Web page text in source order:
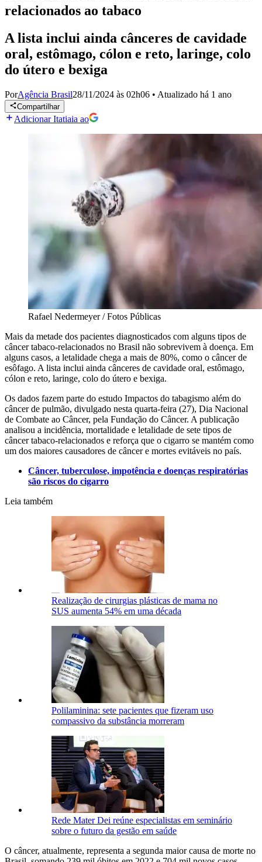
relacionados ao tabaco
A lista inclui ainda cânceres de cavidade
oral, estômago, cólon e reto, laringe, colo
do útero e bexiga
PorAgência Brasil28/11/2024 às 02h06 • Atualizado há 1 ano
Compartilhar
Adicionar Itatiaia ao
Rafael Nedermeyer / Fotos Públicas
Mais da metade dos pacientes diagnosticados com alguns tipos de
câncer tabaco-relacionados no Brasil não sobrevivem à doença. Em
alguns casos, a letalidade chega a mais de 80%, como o câncer de
esôfago. A lista inclui ainda cânceres de cavidade oral, estômago,
cólon e reto, laringe, colo do útero e bexiga.
Os dados fazem parte do estudo Impactos do tabagismo além do
câncer de pulmão, divulgado nesta quarta-feira (27), Dia Nacional
de Combate ao Câncer, pela Fundação do Câncer. A publicação
analisou a incidência, mortalidade e letalidade de sete tipos de
câncer tabaco-relacionados e reforça que o cigarro se mantém como
um dos maiores causadores de câncer e mortes evitáveis no país.
Câncer, tuberculose, impotência e doenças respiratórias
são riscos do cigarro
Leia também
Realização de cirurgias plásticas de mama no
SUS aumenta 54% em uma década
Polilaminina: sete pacientes que fizeram uso
compassivo da substância morreram
Rede Mater Dei reúne especialistas em seminário
sobre o futuro da gestão em saúde
O câncer, atualmente, representa a segunda maior causa de morte no